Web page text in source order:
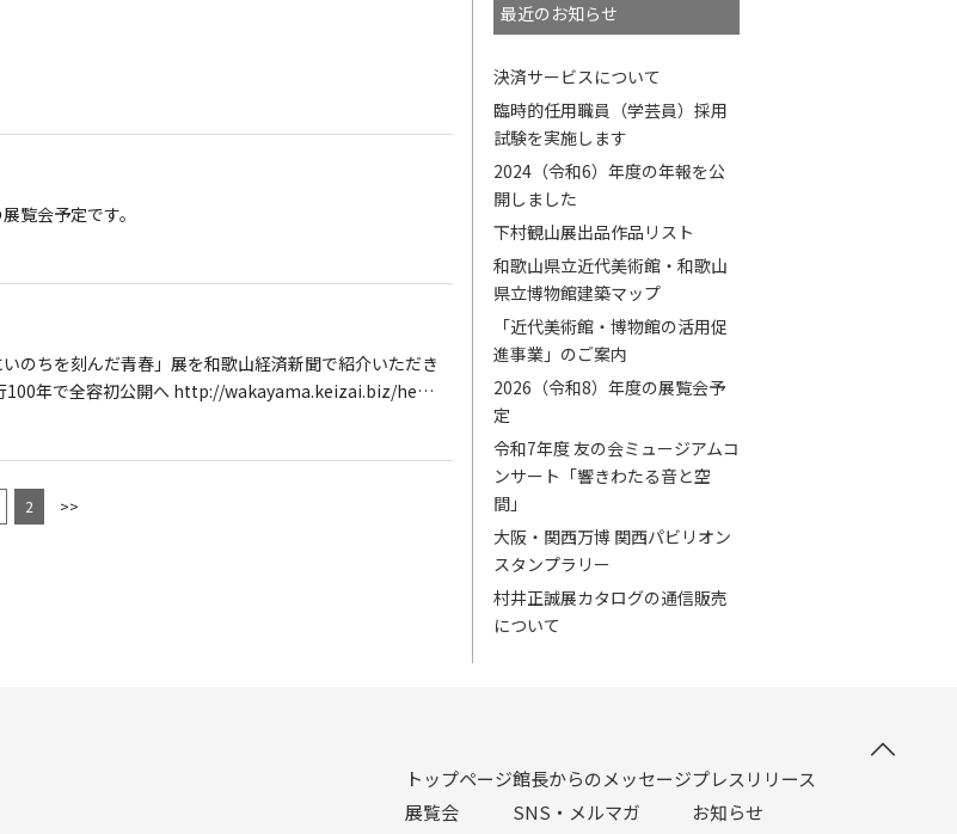
覧会予定です。
ちを刻んだ青春」展を和歌山経済新聞で紹介いただき
100年で全容初公開へ http://wakayama.keizai.biz/he…
2 >>
最近のお知らせ
決済サービスについて
臨時的任用職員（学芸員）採用
試験を実施します
2024（令和6）年度の年報を公
開しました
下村観山展出品作品リスト
和歌山県立近代美術館・和歌山
県立博物館建築マップ
「近代美術館・博物館の活用促
進事業」のご案内
2026（令和8）年度の展覧会予
定
令和7年度 友の会ミュージアムコ
ンサート「響きわたる音と空
間」
大阪・関西万博 関西パビリオン
スタンプラリー
村井正誠展カタログの通信販売
について
トップページ
展覧会
館長からのメッセージ
SNS・メルマガ
プレスリリース
お知らせ